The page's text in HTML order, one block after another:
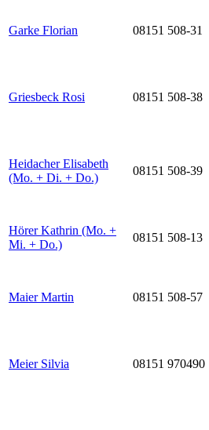
Garke Florian 08151 508-31
Griesbeck Rosi 08151 508-38
Heidacher Elisabeth
(Mo. + Di. + Do.)
08151 508-39
Hörer Kathrin (Mo. +
Mi. + Do.)
08151 508-13
Maier Martin 08151 508-57
Meier Silvia 08151 970490